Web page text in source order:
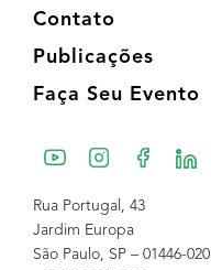
Contato
Publicações
Faça Seu Evento
Rua Portugal, 43
Jardim Europa
São Paulo, SP – 01446-020